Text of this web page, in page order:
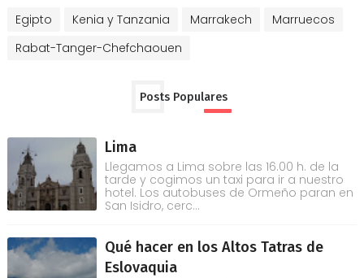
Egipto Kenia y Tanzania Marrakech
Marruecos
Rabat-Tanger-Chefchaouen
Posts Populares
Lima
Llegamos a Lima sobre las 16.00 h. de la
tarde y cogimos un taxi para ir a nuestro
hotel. Los autobuses de Ormeño paran en
San Isidro, cerc...
Qué hacer en los Altos Tatras de
Eslovaquia